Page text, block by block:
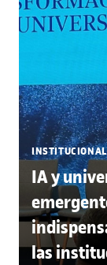
INSTITUCIONAL
IA y
las